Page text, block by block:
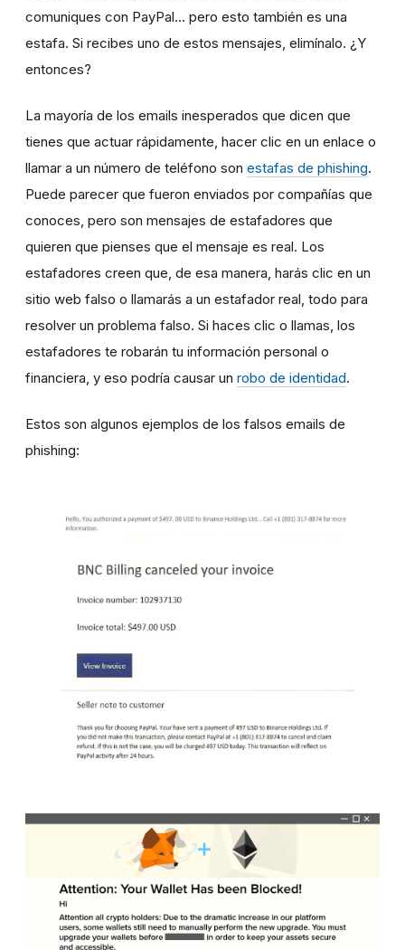
comuniques con PayPal... pero esto también es una
estafa. Si recibes uno de estos mensajes, elimínalo. ¿Y
entonces?
La mayoría de los emails inesperados que dicen que
tienes que actuar rápidamente, hacer clic en un enlace o
llamar a un número de teléfono son estafas de phishing.
Puede parecer que fueron enviados por compañías que
conoces, pero son mensajes de estafadores que
quieren que pienses que el mensaje es real. Los
estafadores creen que, de esa manera, harás clic en un
sitio web falso o llamarás a un estafador real, todo para
resolver un problema falso. Si haces clic o llamas, los
estafadores te robarán tu información personal o
financiera, y eso podría causar un robo de identidad.
Estos son algunos ejemplos de los falsos emails de
phishing: